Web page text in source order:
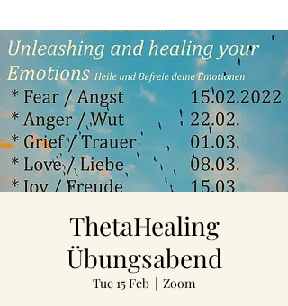
ThetaHealing
Übungsabend
Tue 15 Feb
  |
Zoom